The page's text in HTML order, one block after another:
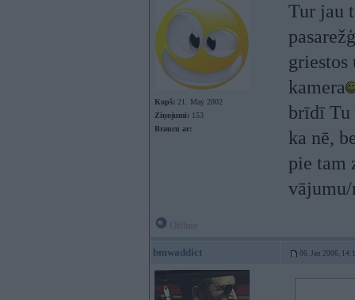
Kopš: 21. May 2002
Ziņojumi: 153
Braucu ar:
Tur jau
kamera
brīdī Tu
ka nē,
pie tam
vājumu/
bmwaddict 06. Jan 2006,